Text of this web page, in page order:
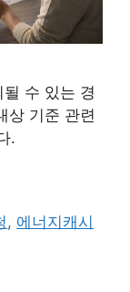
수 있는 경
상 기준 관련
.
, 에너지캐시